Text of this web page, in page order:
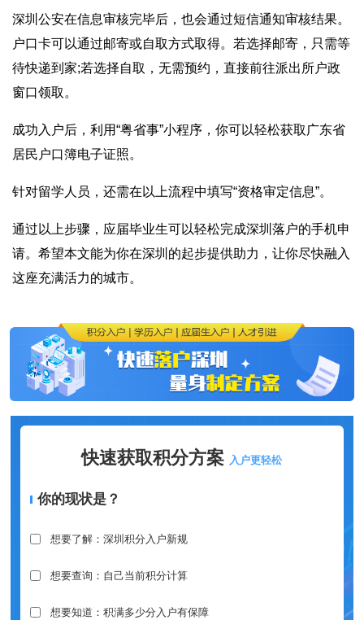
深圳公安在信息审核完毕后，也会通过短信通知审核结果。
户口卡可以通过邮寄或自取方式取得。若选择邮寄，只需等
待快递到家;若选择自取，无需预约，直接前往派出所户政
窗口领取。
成功入户后，利用“粤省事”小程序，你可以轻松获取广东省
居民户口簿电子证照。
针对留学人员，还需在以上流程中填写“资格审定信息”。
通过以上步骤，应届毕业生可以轻松完成深圳落户的手机申
请。希望本文能为你在深圳的起步提供助力，让你尽快融入
这座充满活力的城市。
快速获取积分方案 入户更轻松
你的现状是？
想要了解：深圳积分入户新规
想要查询：自己当前积分计算
想要知道：积满多少分入户有保障